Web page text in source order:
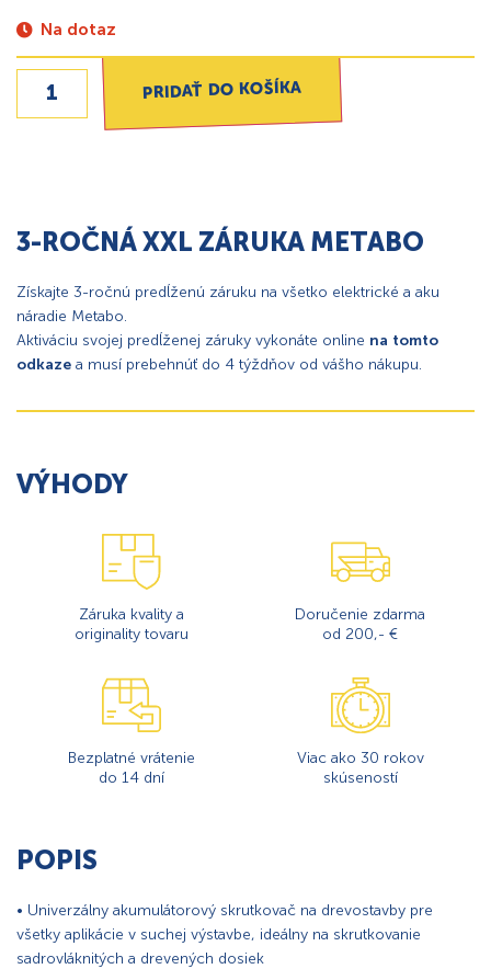
Na dotaz
PRIDAŤ DO KOŠÍKA
3-ROČNÁ XXL ZÁRUKA METABO
Získajte 3-ročnú predĺženú záruku na všetko elektrické a aku
náradie Metabo.
Aktiváciu svojej predĺženej záruky vykonáte online na tomto
odkaze a musí prebehnúť do 4 týždňov od vášho nákupu.
VÝHODY
Záruka kvality a
originality tovaru
Doručenie zdarma
od 200,- €
Bezplatné vrátenie
do 14 dní
Viac ako 30 rokov
skúseností
POPIS
• Univerzálny akumulátorový skrutkovač na drevostavby pre
všetky aplikácie v suchej výstavbe, ideálny na skrutkovanie
sadrovláknitých a drevených dosiek